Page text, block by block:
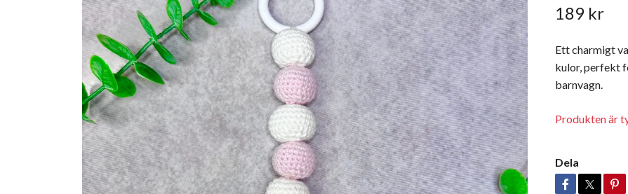
189 kr
Ett charmigt
kulor, perfekt
barnvagn.
Produkten är
Dela